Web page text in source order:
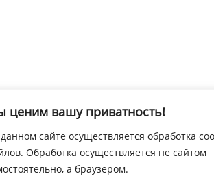
ценим вашу приватность!
сайте осуществляется обработка
Обработка осуществляется не сайтом
а браузером.